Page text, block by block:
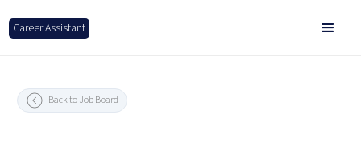
Career Assistant
Back to Job Board